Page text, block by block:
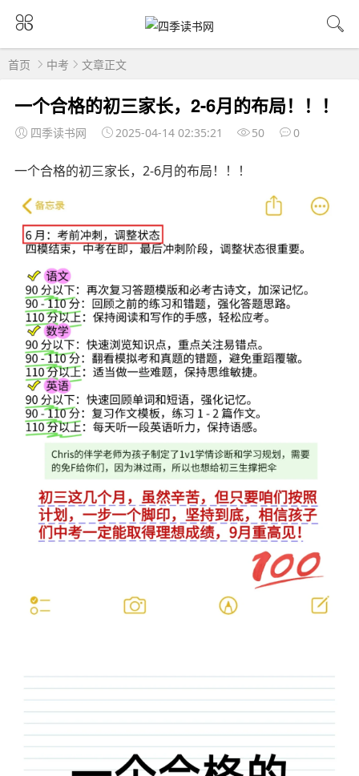
首页 中考 文章正文
一个合格的初三家长，2-6月的布局！！！
四季读书网 2025-04-14 02:35:21 50 0
一个合格的初三家长，2-6月的布局！！！